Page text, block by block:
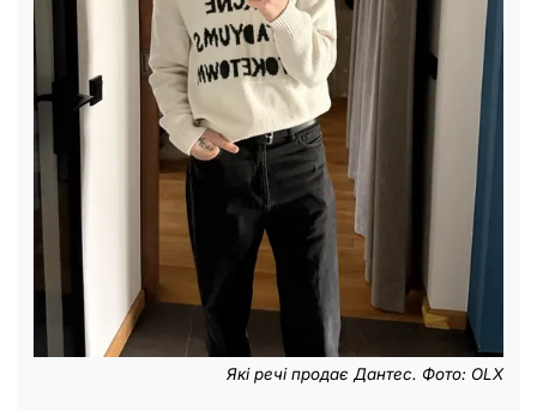
Які речі продає Дантес. Фото: OLX